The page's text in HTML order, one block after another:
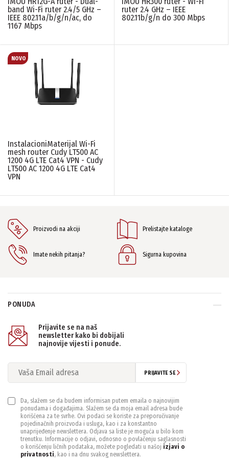
IMOU(2)
InstalacioniMaterijal(1)
PONIŠTITE SVE FILTERE
band Wi-Fi ruter 2.4/5 GHz –
IEEE 802.11a/b/g/n/ac, do
1167 Mbps
ruter 2.4 GHz – IEEE
802.11b/g/n do 300 Mbps
InstalacioniMaterijal Wi-Fi
mesh router Cudy LT500 AC
1200 4G LTE Cat4 VPN - Cudy
LT500 AC 1200 4G LTE Cat4
VPN
Proizvodi na akciji Prelistajte kataloge
Imate nekih pitanja? Sigurna kupovina
PONUDA
Prijavite se na naš
newsletter kako bi dobijali
najnovije vijesti i ponude.
PRIJAVITE SE
Da, slažem se da budem informisan putem emaila o najnovijim
ponudama i događajima. Slažem se da moja email adresa bude
korišćena za te svrhe. Ovi podaci se koriste za preporučivanje
pojedinačnih proizvoda i usluga, kao i za konstantno
unaprijeđenje newslettera. Odjava sa liste je moguća u bilo kom
trenutku. Informacije o odjavi, odnosno o povlačenju saglasnosti
o korišćenju ličnih podataka, možete pogledati u našoj izjavi o
privatnosti, kao i na dnu svakog newslettera.